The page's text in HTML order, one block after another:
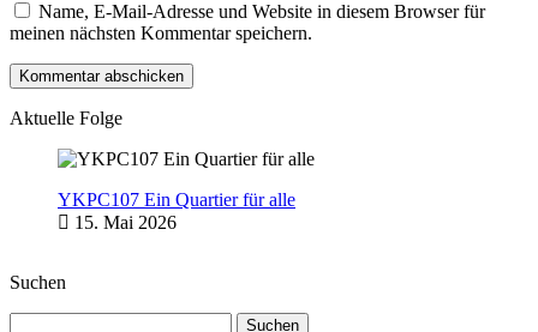
Name, E-Mail-Adresse und Website in diesem Browser für
meinen nächsten Kommentar speichern.
Aktuelle Folge
YKPC107 Ein Quartier für alle
15. Mai 2026
Suchen